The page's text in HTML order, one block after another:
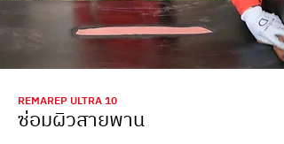
REMAREP ULTRA 10
ซ่อมผิวสายพาน